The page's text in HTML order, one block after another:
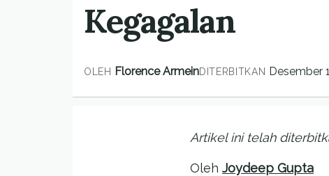
Kegagalan
OLEH Florence ArmeinDITERBITKAN Desember
Artikel ini telah
Oleh Joydeep Gupta